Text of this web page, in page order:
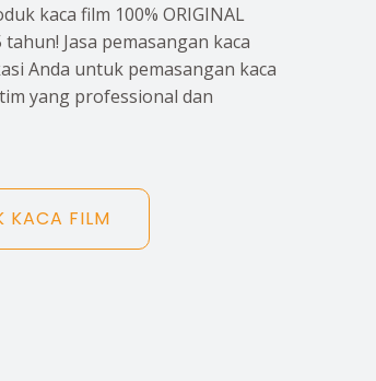
kaca film 100% ORIGINAL
Jasa pemasangan kaca
Anda untuk pemasangan kaca
yang professional dan
KACA FILM